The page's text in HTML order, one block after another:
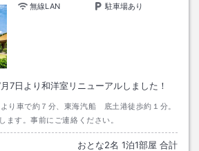
無線LAN
駐車場あり
7日より和洋室リニューアルしました！
り車で約７分、東海汽船 底土港徒歩約１分。
ます。事前にご連絡ください。
おとな2名 1泊1部屋 合計